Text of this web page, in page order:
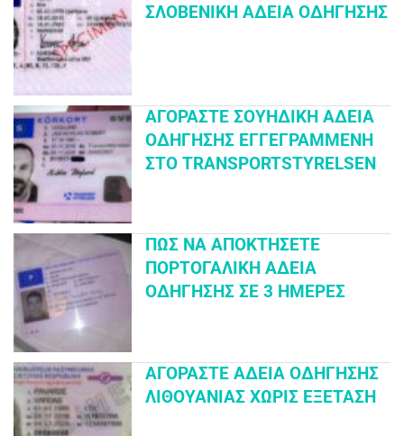
ΣΛΟΒΕΝΙΚΉ ΆΔΕΙΑ ΟΔΉΓΗΣΗΣ
ΑΓΟΡΆΣΤΕ ΣΟΥΗΔΙΚΉ ΆΔΕΙΑ
ΟΔΉΓΗΣΗΣ ΕΓΓΕΓΡΑΜΜΈΝΗ
ΣΤΟ TRANSPORTSTYRELSEN
ΠΏΣ ΝΑ ΑΠΟΚΤΉΣΕΤΕ
ΠΟΡΤΟΓΑΛΙΚΉ ΆΔΕΙΑ
ΟΔΉΓΗΣΗΣ ΣΕ 3 ΗΜΈΡΕΣ
ΑΓΟΡΆΣΤΕ ΆΔΕΙΑ ΟΔΉΓΗΣΗΣ
ΛΙΘΟΥΑΝΊΑΣ ΧΩΡΊΣ ΕΞΈΤΑΣΗ